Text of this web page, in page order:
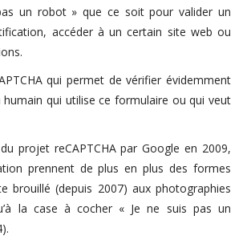
un robot » que ce soit pour valider un
accéder à un certain site web ou
qui permet de vérifier évidemment
humain qui utilise ce formulaire ou qui veut
projet reCAPTCHA par Google en 2009,
prennent de plus en plus des formes
brouillé (depuis 2007) aux photographies
la case à cocher « Je ne suis pas un